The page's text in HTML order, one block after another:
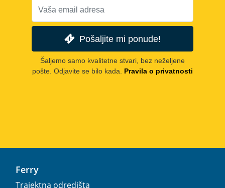
Pošaljite mi ponude!
Šaljemo samo kvalitetne stvari, bez neželjene
pošte. Odjavite se bilo kada. Pravila o privatnosti
Ferry
Trajektna odredišta